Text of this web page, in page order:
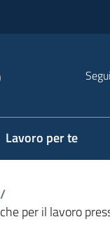
Lavoro per te
/
per il lavoro